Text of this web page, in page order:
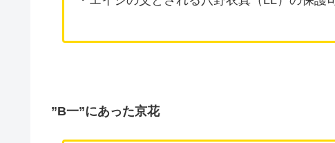
”B一”にあった京花